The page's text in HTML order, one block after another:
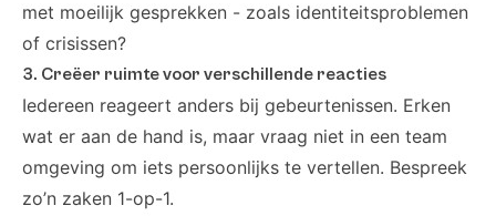
met moeilijk gesprekken - zoals identiteitsproblemen
of crisissen?
3. Creëer ruimte voor verschillende reacties
Iedereen reageert anders bij gebeurtenissen. Erken
wat er aan de hand is, maar vraag niet in een team
omgeving om iets persoonlijks te vertellen. Bespreek
zo’n zaken 1-op-1.